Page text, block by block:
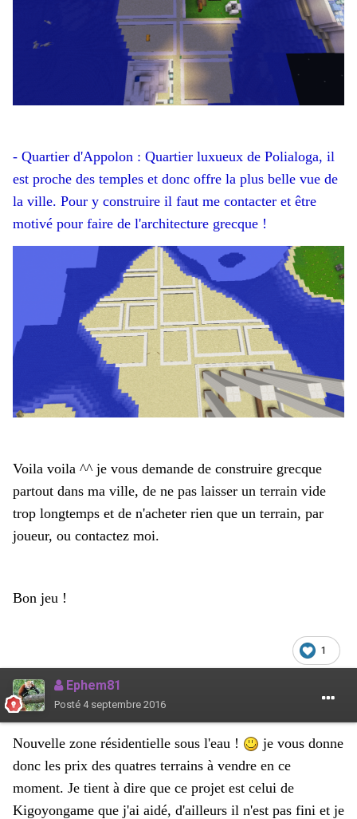
- Quartier d'Appolon : Quartier luxueux de Polialoga, il
est proche des temples et donc offre la plus belle vue de
la ville. Pour y construire il faut me contacter et être
motivé pour faire de l'architecture grecque !
Voila voila ^^ je vous demande de construire grecque
partout dans ma ville, de ne pas laisser un terrain vide
trop longtemps et de n'acheter rien que un terrain, par
joueur, ou contactez moi.
Bon jeu !
1
Ephem81
Posté 4 septembre 2016
Nouvelle zone résidentielle sous l'eau !
je vous donne
donc les prix des quatres terrains à vendre en ce
moment. Je tient à dire que ce projet est celui de
Kigoyongame que j'ai aidé, d'ailleurs il n'est pas fini et je